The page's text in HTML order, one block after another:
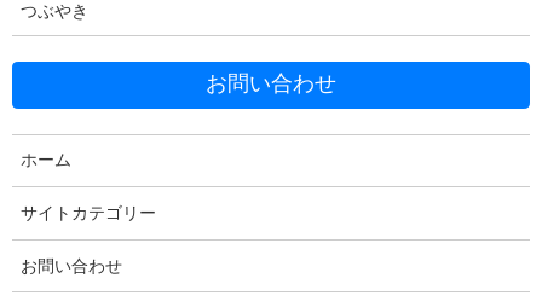
X
Copy
コメントを残す
つぶやき
お問い合わせ
ホーム
サイトカテゴリー
お問い合わせ